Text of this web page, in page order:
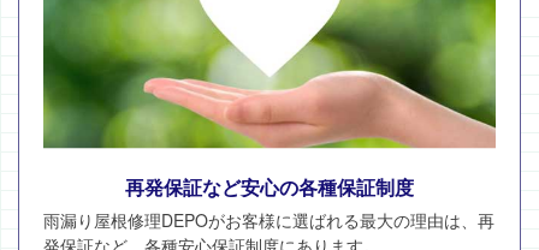
再発保証など安心の各種保証制度
雨漏り屋根修理DEPOがお客様に選ばれる最大の理由は、再
発保証など、各種安心保証制度にあります。